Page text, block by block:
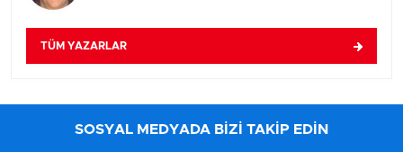
TÜM YAZARLAR
SOSYAL MEDYADA BİZİ TAKİP EDİN